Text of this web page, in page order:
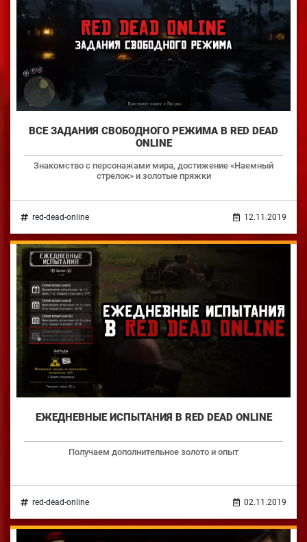
ВСЕ ЗАДАНИЯ СВОБОДНОГО РЕЖИМА В RED DEAD
ONLINE
Знакомство с персонажами мира, достижение «Наемный
стрелок» и золотые пряжки
red-dead-online 12.11.2019
ЕЖЕДНЕВНЫЕ ИСПЫТАНИЯ В RED DEAD ONLINE
Получаем дополнительное золото и опыт
red-dead-online 02.11.2019